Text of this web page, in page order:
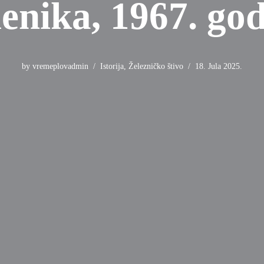
1967.
by vremeplovadmin Istorija, Železničko štivo 18. Jula 2025.